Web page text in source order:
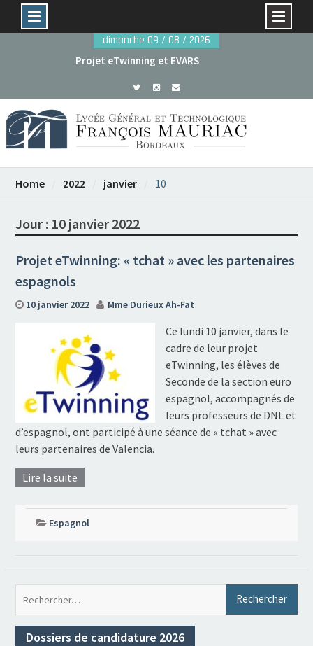
dimanche 09 / 08 / 2026
Projet eTwinning et EVARS
2026
Home 2022 janvier 10
Jour : 10 janvier 2022
Projet eTwinning: « tchat » avec les partenaires
espagnols
10 janvier 2022 Mme Durieux Ah-Fat
Ce lundi 10 janvier, dans le
cadre de leur projet
eTwinning, les élèves de
Seconde de la section euro
espagnol, accompagnés de
leurs professeurs de DNL et
d’espagnol, ont participé à une séance de « tchat » avec
leurs partenaires de Valencia.
Lire la suite
Espagnol
Dossiers de candidature 2026